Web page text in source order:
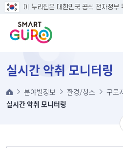
본문 바로
이 누리집은 대한민국 공식 전자정부
실시간 악취 모니터링
분야별정보 환경/청소 구로
실시간 악취 모니터링